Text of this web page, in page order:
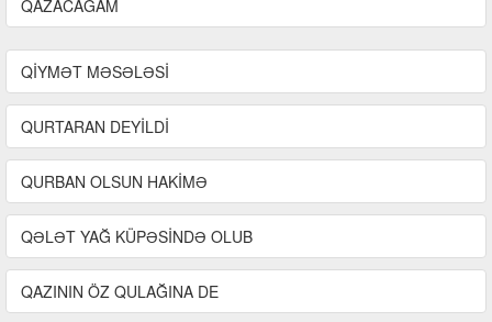
QAZACAĞAM
QİYMƏT MƏSƏLƏSİ
QURTARAN DEYİLDİ
QURBAN OLSUN HAKİMƏ
QƏLƏT YAĞ KÜPƏSİNDƏ OLUB
QAZININ ÖZ QULAĞINA DE